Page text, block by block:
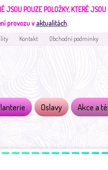
POUZE POLOŽKY, KTERÉ
provozu vaktualitách.
Kontakt Obchodní podmínky
Oslavy
Akce a